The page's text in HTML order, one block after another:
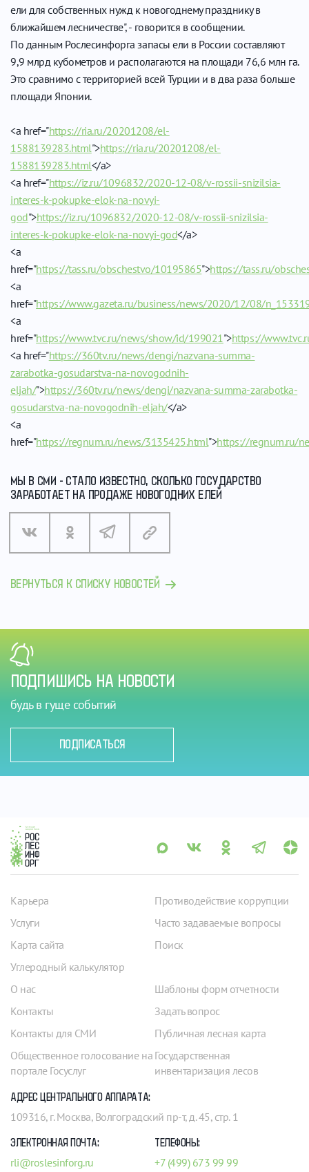
ели для собственных нужд к новогоднему празднику в
ближайшем лесничестве", - говорится в сообщении.
По данным Рослесинфорга запасы ели в России составляют
9,9 млрд кубометров и располагаются на площади 76,6 млн га.
Это сравнимо с территорией всей Турции и в два раза больше
площади Японии.
<a href="https://ria.ru/20201208/el-
1588139283.html">https://ria.ru/20201208/el-
1588139283.html</a>
<a href="https://iz.ru/1096832/2020-12-08/v-rossii-snizilsia-
interes-k-pokupke-elok-na-novyi-
god">https://iz.ru/1096832/2020-12-08/v-rossii-snizilsia-
interes-k-pokupke-elok-na-novyi-god</a>
<a
href="https://tass.ru/obschestvo/10195865">https://tass.ru/
<a
href="https://www.gazeta.ru/business/news/2020/12/08/
<a
href="https://www.tvc.ru/news/show/id/199021 ">https://
<a href="https://360tv.ru/news/dengi/nazvana-summa-
zarabotka-gosudarstva-na-novogodnih-
eljah/">https://360tv.ru/news/dengi/nazvana-summa-zarabotka-
gosudarstva-na-novogodnih-eljah/</a>
<a
href="https://regnum.ru/news/3135425.html">https://regnum.ru/
МЫ В СМИ - СТАЛО ИЗВЕСТНО, СКОЛЬКО ГОСУДАРСТВО
ЗАРАБОТАЕТ НА ПРОДАЖЕ НОВОГОДНИХ ЕЛЕЙ
ВЕРНУТЬСЯ К СПИСКУ НОВОСТЕЙ
ПОДПИШИСЬ НА НОВОСТИ
будь в гуще событий
ПОДПИСАТЬСЯ
Карьера
Услуги
Карта сайта
Углеродный калькулятор
Противодействие коррупции
Часто задаваемые вопросы
Поиск
О нас
Контакты
Контакты для СМИ
Общественное голосование на
портале Госуслуг
Шаблоны форм отчетности
Задать вопрос
Публичная лесная карта
Государственная
инвентаризация лесов
АДРЕС ЦЕНТРАЛЬНОГО АППАРАТА:
109316, г. Москва, Волгоградский пр-т, д. 45, стр. 1
ЭЛЕКТРОННАЯ ПОЧТА:
rli@roslesinforg.ru
ТЕЛЕФОНЫ:
+7 (499) 673 99 99